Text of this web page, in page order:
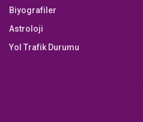
Biyografiler
Astroloji
Yol Trafik Durumu